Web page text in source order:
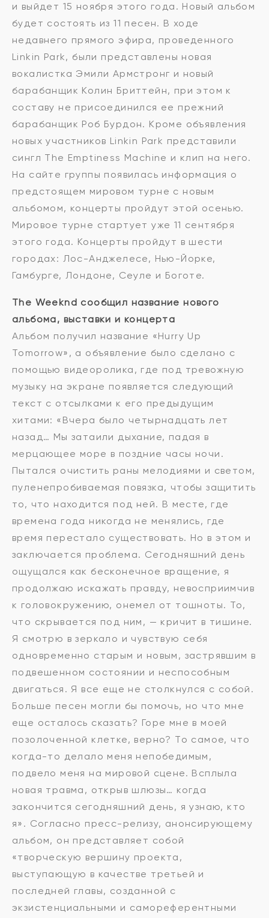
и выйдет 15 ноября этого года. Новый альбом
будет состоять из 11 песен. В ходе
недавнего прямого эфира, проведенного
Linkin Park, были представлены новая
вокалистка Эмили Армстронг и новый
барабанщик Колин Бриттейн, при этом к
составу не присоединился ее прежний
барабанщик Роб Бурдон. Кроме объявления
новых участников Linkin Park представили
сингл The Emptiness Machine и клип на него.
На сайте группы появилась информация о
предстоящем мировом турне с новым
альбомом, концерты пройдут этой осенью.
Мировое турне стартует уже 11 сентября
этого года. Концерты пройдут в шести
городах: Лос-Анджелесе, Нью-Йорке,
Гамбурге, Лондоне, Сеуле и Боготе.
The Weeknd сообщил название нового
альбома, выставки и концерта
Альбом получил название «Hurry Up
Tomorrow», а объявление было сделано с
помощью видеоролика, где под тревожную
музыку на экране появляется следующий
текст с отсылками к его предыдущим
хитами: «Вчера было четырнадцать лет
назад… Мы затаили дыхание, падая в
мерцающее море в поздние часы ночи.
Пытался очистить раны мелодиями и светом,
пуленепробиваемая повязка, чтобы защитить
то, что находится под ней. В месте, где
времена года никогда не менялись, где
время перестало существовать. Но в этом и
заключается проблема. Сегодняшний день
ощущался как бесконечное вращение, я
продолжаю искажать правду, невосприимчив
к головокружению, онемел от тошноты. То,
что скрывается под ним, — кричит в тишине.
Я смотрю в зеркало и чувствую себя
одновременно старым и новым, застрявшим в
подвешенном состоянии и неспособным
двигаться. Я все еще не столкнулся с собой.
Больше песен могли бы помочь, но что мне
еще осталось сказать? Горе мне в моей
позолоченной клетке, верно? То самое, что
когда-то делало меня непобедимым,
подвело меня на мировой сцене. Всплыла
новая травма, открыв шлюзы… когда
закончится сегодняшний день, я узнаю, кто
я». Согласно пресс-релизу, анонсирующему
альбом, он представляет собой
«творческую вершину проекта,
выступающую в качестве третьей и
последней главы, созданной с
экзистенциальными и самореферентными